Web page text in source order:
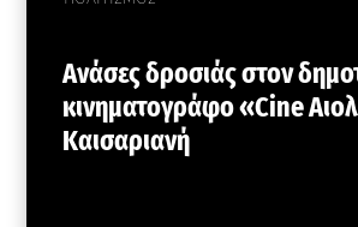
Ανάσες δροσιάς στον
κινηματογράφο «Cine
Καισαριανή